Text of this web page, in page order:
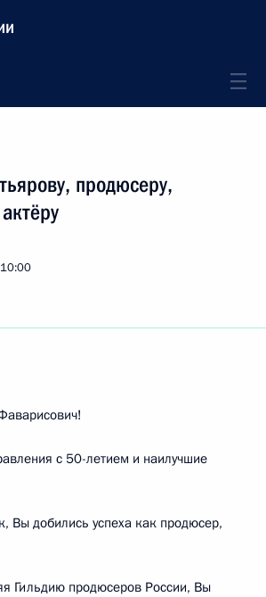
продюсеру,
10:00
с 50-летием и наилучшие
Вы добились успеха как продюсер,
Гильдию продюсеров России, Вы